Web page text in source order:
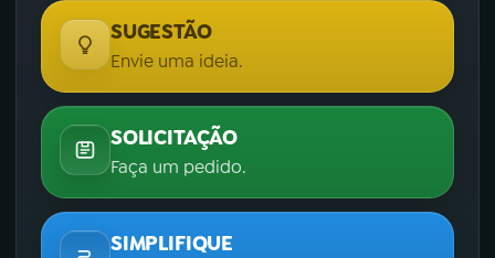
SUGESTÃO
Envie uma ideia.
SOLICITAÇÃO
Faça um pedido.
SIMPLIFIQUE